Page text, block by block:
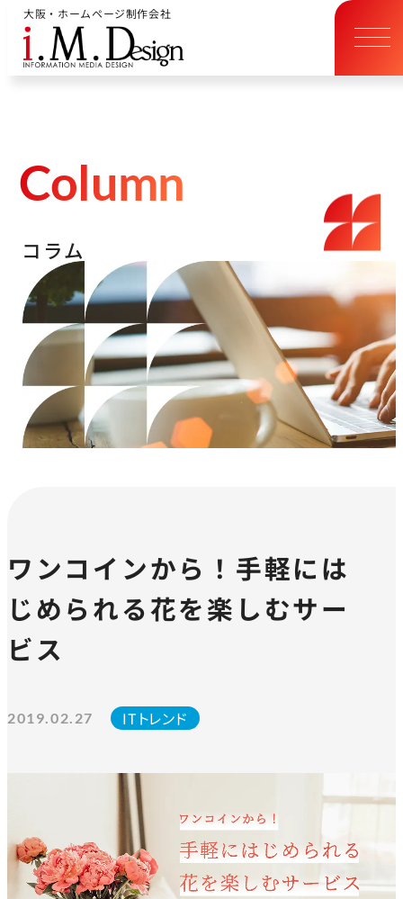
大阪・ホームページ制作会社
Column
コ ラム
ワンコインから！手軽には
じめられる花を楽しむサー
ビス
2019.02.27 ITトレンド